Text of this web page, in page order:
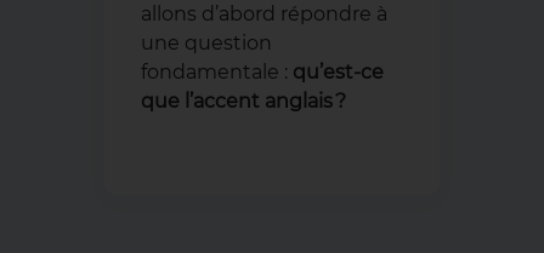
allons d’abord répondre à
une question
fondamentale : qu’est-ce
que l’accent anglais ?